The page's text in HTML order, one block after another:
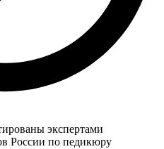
экспертами
России по педикюру